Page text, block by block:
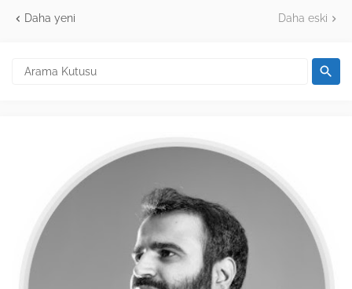
Daha yeni Daha eski